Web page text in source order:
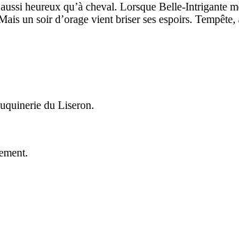
heureux qu’à cheval. Lorsque Belle-Intrigante
un soir d’orage vient briser ses espoirs.
du Liseron.